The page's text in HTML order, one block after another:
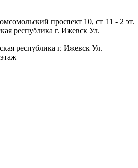
проспект 10, ст. 11 - 2 эт.
республика г. Ижевск Ул.
республика г. Ижевск Ул.